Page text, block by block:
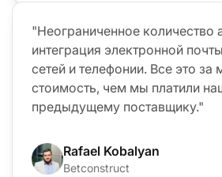
"Неограниченное количество
интеграция электронной
сетей и телефонии. Все это
стоимость, чем мы платили
предыдущему поставщику."
Rafael Kobalyan
Betconstruct